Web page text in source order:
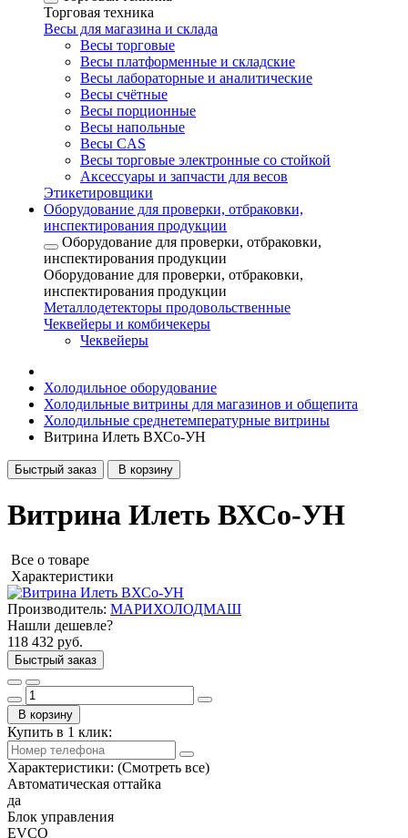
Торговая техника
Весы для магазина и склада
Весы торговые
Весы платформенные и складские
Весы лабораторные и аналитические
Весы счётные
Весы порционные
Весы напольные
Весы CAS
Весы торговые электронные со стойкой
Аксессуары и запчасти для весов
Этикетировщики
Оборудование для проверки, отбраковки,
инспектирования продукции
Оборудование для проверки, отбраковки,
инспектирования продукции
Оборудование для проверки, отбраковки,
инспектирования продукции
Металлодетекторы продовольственные
Чеквейеры и комбичекеры
Чеквейеры
Холодильное оборудование
Холодильные витрины для магазинов и общепита
Холодильные среднетемпературные витрины
Витрина Илеть ВХСо-УН
Быстрый заказ В корзину
Витрина Илеть ВХСо-УН
Все о товаре
Характеристики
Производитель: МАРИХОЛОДМАШ
Нашли дешевле?
118 432 руб.
Быстрый заказ
В корзину
Купить в 1 клик:
Характеристики: (Смотреть все)
Автоматическая оттайка
да
Блок управления
ЕVCO